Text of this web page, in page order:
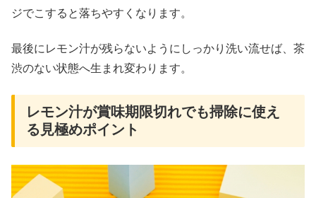
ジでこすると落ちやすくなります。
最後にレモン汁が残らないようにしっかり洗い流せば、茶
渋のない状態へ生まれ変わります。
レモン汁が賞味期限切れでも掃除に使え
る見極めポイント